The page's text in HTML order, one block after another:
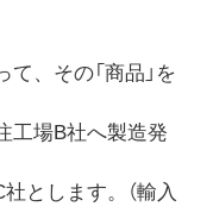
て、その「商品」を
工場B社へ製造発
とします。（輸入